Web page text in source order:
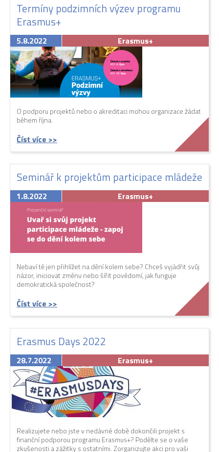
Termíny podzimních výzev programu
Erasmus+
5.8.2022 Erasmus+
O podporu projektů nebo o akreditaci mohou organizace žádat
během října.
Číst více >>
Seminář k projektům participace mládeže
1.8.2022 Erasmus+
Nebaví tě jen přihlížet na dění kolem sebe? Chceš vyjádřit svůj
názor, iniciovat změnu nebo šířit povědomí, jak funguje
demokratická společnost?
Číst více >>
Erasmus Days 2022
28.7.2022 Erasmus+
Realizujete nebo jste v nedávné době dokončili projekt s
finanční podporou programu Erasmus+? Podělte se o vaše
zkušenosti a zážitky s ostatními. Zorganizujte akci pro vaši